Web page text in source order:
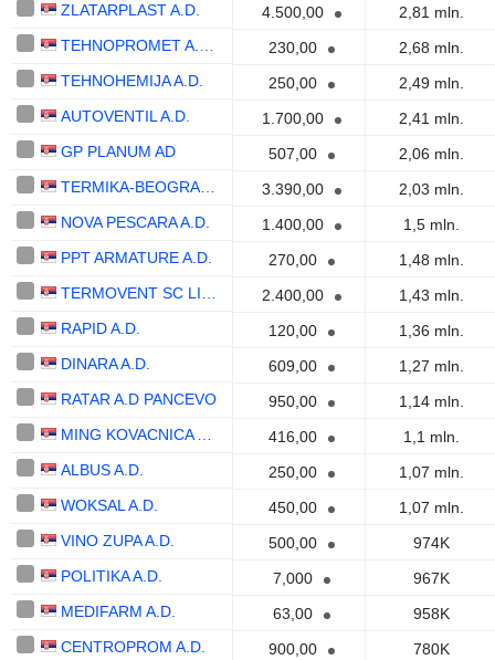
ZLATARPLAST A.D.
4.500,00
2,81 mln.
230,00
2,68 mln.
TEHNOHEMIJA A.D.
250,00
2,49 mln.
AUTOVENTIL A.D.
1.700,00
2,41 mln.
GP PLANUM AD
507,00
2,06 mln.
3.390,00
2,03 mln.
NOVA PESCARA A.D.
1.400,00
1,5 mln.
PPT ARMATURE A.D.
270,00
1,48 mln.
2.400,00
1,43 mln.
RAPID A.D.
120,00
1,36 mln.
DINARA A.D.
609,00
1,27 mln.
RATAR A.D PANCEVO
950,00
1,14 mln.
416,00
1,1 mln.
ALBUS A.D.
250,00
1,07 mln.
WOKSAL A.D.
450,00
1,07 mln.
VINO ZUPA A.D.
500,00
974K
POLITIKA A.D.
7,000
967K
MEDIFARM A.D.
63,00
958K
CENTROPROM A.D.
900,00
780K